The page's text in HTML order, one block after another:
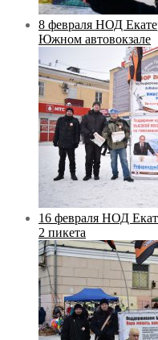
8 февраля НОД
Южном автовокзале
16 февраля НОД
2 пикета